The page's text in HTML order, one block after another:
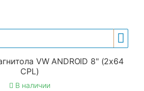
VW ANDROID 8" (2x64
CPL)
В наличии